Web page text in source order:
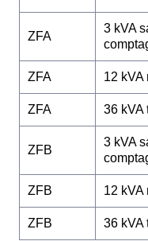
ZFA
3 kVA
ZFA 12 kVA
ZFA 36 kVA
ZFB
3 kVA
ZFB 12 kVA
ZFB 36 kVA